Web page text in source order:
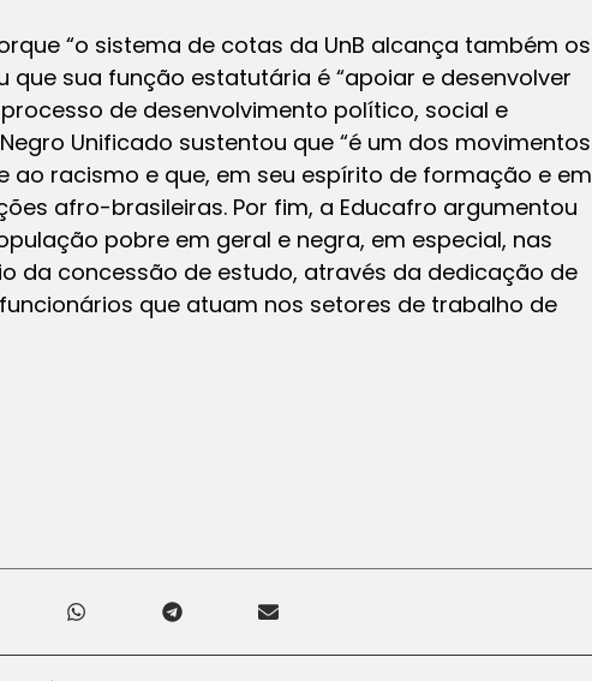
“o sistema de cotas da UnB alcança também os
que sua função estatutária é “apoiar e desenvolver
de desenvolvimento político, social e
Unificado sustentou que “é um dos movimentos
racismo e que, em seu espírito de formação e em
afro-brasileiras. Por fim, a Educafro argumentou
pobre em geral e negra, em especial, nas
da concessão de estudo, através da dedicação de
que atuam nos setores de trabalho de